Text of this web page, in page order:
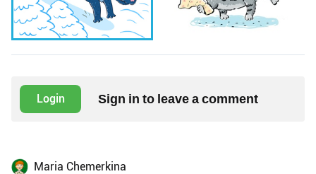
Login Sign in to leave a comment
Maria Chemerkina